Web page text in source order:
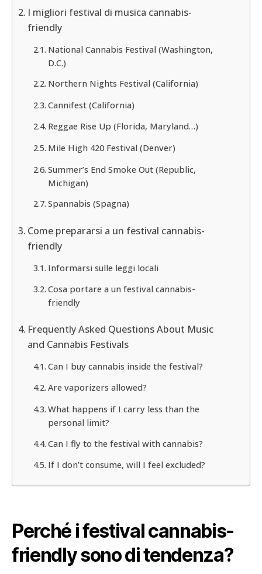
I migliori festival di musica cannabis-
friendly
National Cannabis Festival (Washington,
D.C.)
Northern Nights Festival (California)
Cannifest (California)
Reggae Rise Up (Florida, Maryland…)
Mile High 420 Festival (Denver)
Summer’s End Smoke Out (Republic,
Michigan)
Spannabis (Spagna)
Come prepararsi a un festival cannabis-
friendly
Informarsi sulle leggi locali
Cosa portare a un festival cannabis-
friendly
Frequently Asked Questions About Music
and Cannabis Festivals
Can I buy cannabis inside the festival?
Are vaporizers allowed?
What happens if I carry less than the
personal limit?
Can I fly to the festival with cannabis?
If I don’t consume, will I feel excluded?
Perché i festival cannabis-
friendly sono di tendenza?